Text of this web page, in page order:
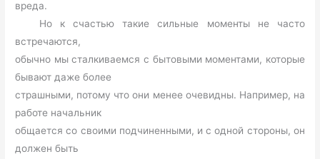
вреда.
Но к счастью такие сильные моменты не часто
встречаются,
обычно мы сталкиваемся с бытовыми моментами, которые
бывают даже более
страшными, потому что они менее очевидны. Например, на
работе начальник
общается со своими подчиненными, и с одной стороны, он
должен быть